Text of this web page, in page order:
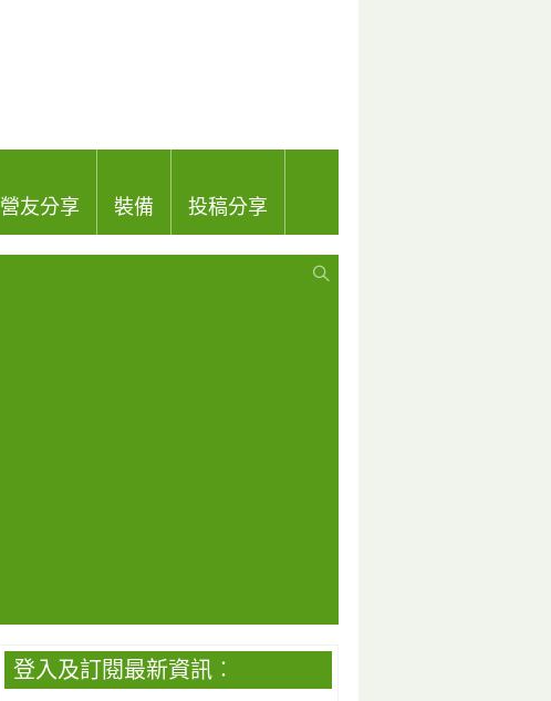
營友分享 裝備 投稿分享
登入及訂閱最新資訊︰